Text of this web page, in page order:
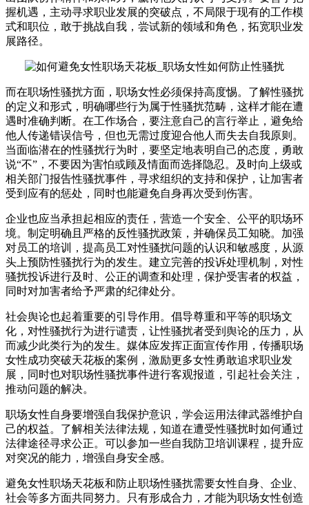
握机遇，主动寻求职业发展的突破点，不局限于现有的工作模
式和职位，敢于挑战自我，尝试新的领域和角色，拓宽职业发
展路径。
而在职场性骚扰方面，职场女性必须保持高度惕。了解性骚扰
的定义和形式，明确哪些行为属于性骚扰范畴，这样才能在遭
遇时准确判断。在工作场合，要注意自己的言行举止，避免给
他人传递错误信号，但也无需过度迎合他人而失去自我原则。
当面临潜在的性骚扰行为时，要坚定地表明自己的态度，勇敢
说“不”，不要因为害怕或顾及情面而选择隐忍。及时向上级或
相关部门报告性骚扰事件，寻求组织的支持和保护，让加害者
受到应有的惩处，同时也能避免自身再次受到伤害。
企业也应当承担起相应的责任，营造一个安全、公平的职场环
境。制定明确且严格的反性骚扰政策，并确保员工知晓。加强
对员工的培训，提高员工对性骚扰问题的认识和敏感度，从源
头上预防性骚扰行为的发生。建立完善的投诉处理机制，对性
骚扰投诉进行及时、公正的调查和处理，保护受害者的权益，
同时对加害者给予严肃的纪律处分。
社会舆论也起着重要的引导作用。倡导尊重和平等的职场文
化，对性骚扰行为进行谴责，让性骚扰者受到舆论的压力，从
而减少此类行为的发生。媒体应发挥正面宣传作用，传播职场
女性成功突破天花板的案例，激励更多女性勇敢追求职业发
展，同时也对职场性骚扰事件进行客观报道，引起社会关注，
推动问题的解决。
职场女性自身要增强自我保护意识，学会运用法律武器维护自
己的权益。了解相关法律法规，知道在遭受性骚扰时如何通过
法律途径寻求公正。可以参加一些自我防卫培训课程，提升应
对突况的能力，增强自身安全感。
避免女性职场天花板和防止职场性骚扰需要女性自身、企业、
社会等多方面共同努力。只有形成合力，才能为职场女性创造